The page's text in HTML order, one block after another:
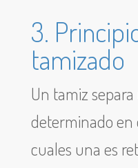
3.
tamizado
Un tamiz
determinado en
cuales una es